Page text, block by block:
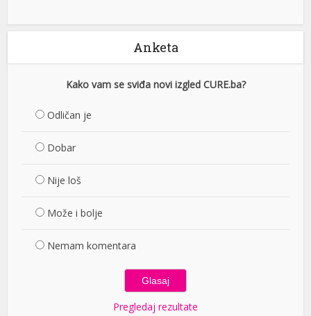
Anketa
Kako vam se sviđa novi izgled CURE.ba?
Odličan je
Dobar
Nije loš
Može i bolje
Nemam komentara
Pregledaj rezultate